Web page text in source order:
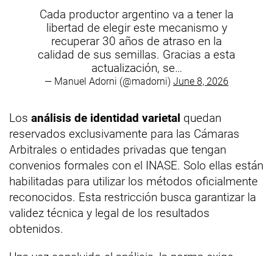
Cada productor argentino va a tener la
libertad de elegir este mecanismo y
recuperar 30 años de atraso en la
calidad de sus semillas. Gracias a esta
actualización, se…
— Manuel Adorni (@madorni) June 8, 2026
Los análisis de identidad varietal quedan
reservados exclusivamente para las Cámaras
Arbitrales o entidades privadas que tengan
convenios formales con el INASE. Solo ellas están
habilitadas para utilizar los métodos oficialmente
reconocidos. Esta restricción busca garantizar la
validez técnica y legal de los resultados
obtenidos.